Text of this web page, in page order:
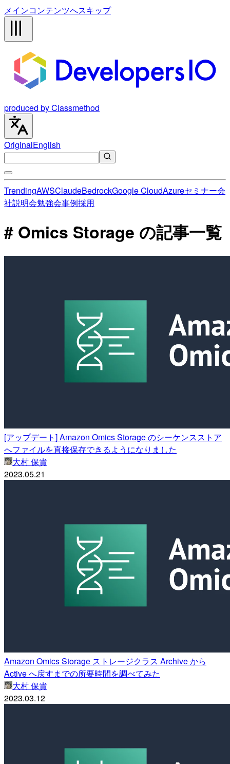
メインコンテンツへスキップ
produced by Classmethod
OriginalEnglish
TrendingAWSClaudeBedrockGoogle CloudAzureセミナー会
社説明会勉強会事例採用
# Omics Storage の記事一覧
[アップデート] Amazon Omics Storage のシーケンスストア
へファイルを直接保存できるようになりました
大村 保貴
2023.05.21
Amazon Omics Storage ストレージクラス Archive から
Active へ戻すまでの所要時間を調べてみた
大村 保貴
2023.03.12